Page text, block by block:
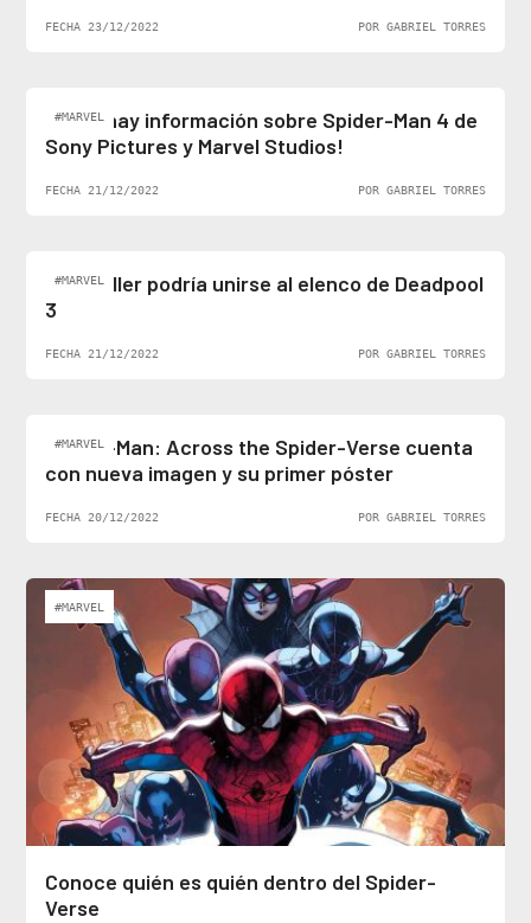
FECHA 23/12/2022 POR GABRIEL TORRES
#MARVEL
¡Al fin hay información sobre Spider-Man 4 de
Sony Pictures y Marvel Studios!
FECHA 21/12/2022 POR GABRIEL TORRES
#MARVEL
Ben Stiller podría unirse al elenco de Deadpool
3
FECHA 21/12/2022 POR GABRIEL TORRES
#MARVEL
Spider-Man: Across the Spider-Verse cuenta
con nueva imagen y su primer póster
FECHA 20/12/2022 POR GABRIEL TORRES
#MARVEL
Conoce quién es quién dentro del Spider-
Verse